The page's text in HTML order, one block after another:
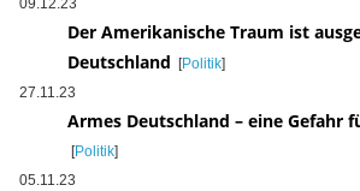
09.12.23
Der Amerikanische Traum ist
Deutschland
[Politik]
27.11.23
Armes Deutschland – eine Gefahr
[Politik]
05.11.23